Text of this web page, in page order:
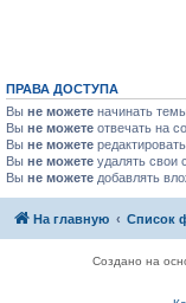
ПРАВА ДОСТУПА
Вы не можете начинать
Вы не можете отвечать на
Вы не можете
Вы не можете удалять свои
Вы не можете добавлять
На главную Список
Создано на